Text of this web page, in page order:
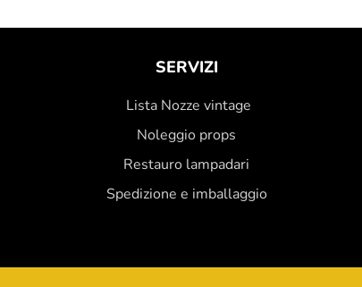
SERVIZI
Lista Nozze vintage
Noleggio props
Restauro lampadari
Spedizione e imballaggio